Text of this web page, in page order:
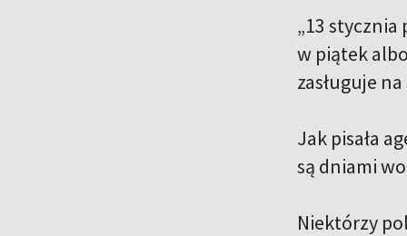
„13
w piątek
zasługuje
Jak pisała
są dniami
Niektórzy